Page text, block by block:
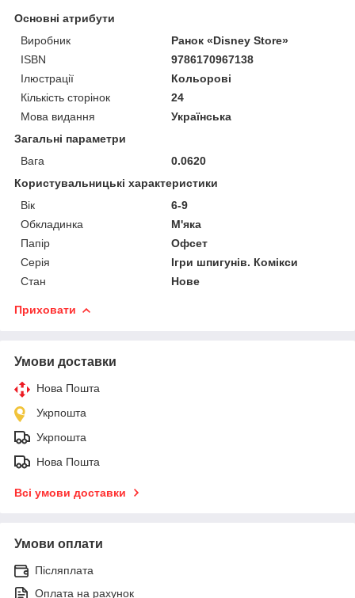
Основні атрибути
Виробник
Ранок «Disney Store»
ISBN
9786170967138
Ілюстрації
Кольорові
Кількість сторінок
24
Мова видання
Українська
Загальні параметри
Вага
0.0620
Користувальницькі характеристики
Вік
6-9
Обкладинка
М'яка
Папір
Офсет
Серія
Ігри шпигунів. Комікси
Стан
Нове
Приховати
Умови доставки
Нова Пошта
Укрпошта
Укрпошта
Нова Пошта
Всі умови доставки
Умови оплати
Післяплата
Оплата на рахунок